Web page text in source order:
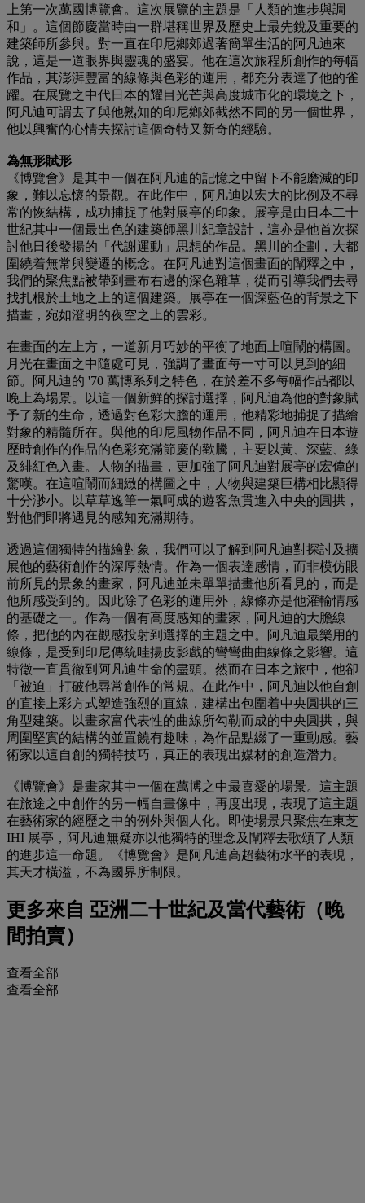
上第一次萬國博覽會。這次展覽的主題是「人類的進步與調
和」。這個節慶當時由一群堪稱世界及歷史上最先銳及重要的
建築師所參與。對一直在印尼鄉郊過著簡單生活的阿凡迪來
說，這是一道眼界與靈魂的盛宴。他在這次旅程所創作的每幅
作品，其澎湃豐富的線條與色彩的運用，都充分表達了他的雀
躍。在展覽之中代日本的耀目光芒與高度城市化的環境之下，
阿凡迪可謂去了與他熟知的印尼鄉郊截然不同的另一個世界，
他以興奮的心情去探討這個奇特又新奇的經驗。
為無形賦形
《博覽會》是其中一個在阿凡迪的記憶之中留下不能磨滅的印
象，難以忘懷的景觀。在此作中，阿凡迪以宏大的比例及不尋
常的恢結構，成功捕捉了他對展亭的印象。展亭是由日本二十
世紀其中一個最出色的建築師黑川紀章設計，這亦是他首次探
討他日後發揚的「代謝運動」思想的作品。黑川的企劃，大都
圍繞着無常與變遷的概念。在阿凡迪對這個畫面的闡釋之中，
我們的聚焦點被帶到畫布右邊的深色雜草，從而引導我們去尋
找扎根於土地之上的這個建築。展亭在一個深藍色的背景之下
描畫，宛如澄明的夜空之上的雲彩。
在畫面的左上方，一道新月巧妙的平衡了地面上喧鬧的構圖。
月光在畫面之中隨處可見，強調了畫面每一寸可以見到的細
節。阿凡迪的 '70 萬博系列之特色，在於差不多每幅作品都以
晚上為場景。以這一個新鮮的探討選擇，阿凡迪為他的對象賦
予了新的生命，透過對色彩大膽的運用，他精彩地捕捉了描繪
對象的精髓所在。與他的印尼風物作品不同，阿凡迪在日本遊
歷時創作的作品的色彩充滿節慶的歡騰，主要以黃、深藍、綠
及緋紅色入畫。人物的描畫，更加強了阿凡迪對展亭的宏偉的
驚嘆。在這喧鬧而細緻的構圖之中，人物與建築巨構相比顯得
十分渺小。以草草逸筆一氣呵成的遊客魚貫進入中央的圓拱，
對他們即將遇見的感知充滿期待。
透過這個獨特的描繪對象，我們可以了解到阿凡迪對探討及擴
展他的藝術創作的深厚熱情。作為一個表達感情，而非模仿眼
前所見的景象的畫家，阿凡迪並未單單描畫他所看見的，而是
他所感受到的。因此除了色彩的運用外，線條亦是他灌輸情感
的基礎之一。作為一個有高度感知的畫家，阿凡迪的大膽線
條，把他的內在觀感投射到選擇的主題之中。阿凡迪最樂用的
線條，是受到印尼傳統哇揚皮影戲的彎彎曲曲線條之影響。這
特徵一直貫徹到阿凡迪生命的盡頭。然而在日本之旅中，他卻
「被迫」打破他尋常創作的常規。在此作中，阿凡迪以他自創
的直接上彩方式塑造強烈的直線，建構出包圍着中央圓拱的三
角型建築。以畫家富代表性的曲線所勾勒而成的中央圓拱，與
周圍堅實的結構的並置饒有趣味，為作品點綴了一重動感。藝
術家以這自創的獨特技巧，真正的表現出媒材的創造潛力。
《博覽會》是畫家其中一個在萬博之中最喜愛的場景。這主題
在旅途之中創作的另一幅自畫像中，再度出現，表現了這主題
在藝術家的經歷之中的例外與個人化。即使場景只聚焦在東芝
IHI 展亭，阿凡迪無疑亦以他獨特的理念及闡釋去歌頌了人類
的進步這一命題。《博覽會》是阿凡迪高超藝術水平的表現，
其天才橫溢，不為國界所制限。
更多來自 亞洲二十世紀及當代藝術（晚
間拍賣）
查看全部
查看全部